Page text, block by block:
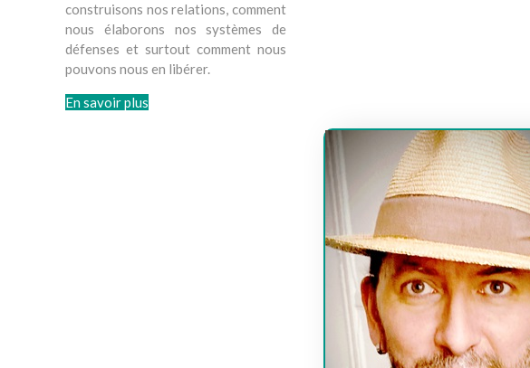
construisons nos relations, comment
nous élaborons nos systèmes de
défenses et surtout comment nous
pouvons nous en libérer.
En savoir plus